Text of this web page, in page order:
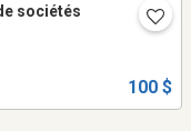
sociétés
100 $